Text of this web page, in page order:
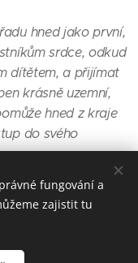
hned jako první,
srdce, odkud
dítětem, a přijímat
krásně uzemní,
hned z kraje
do svého
živým bytostem a
fungování a
zajistit tu